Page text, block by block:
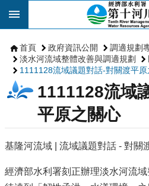
跳到主要內容區塊
首頁 政府資訊公開
調適規劃
淡水河流域整體改善與調適規劃
1111128流域議題對話-對關渡平
1111128流域
平原之關心
基隆河流域 | 流域議題對話 - 對關
經濟部水利署刻正辦理淡水河流